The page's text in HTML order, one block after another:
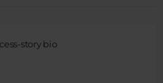
story bio